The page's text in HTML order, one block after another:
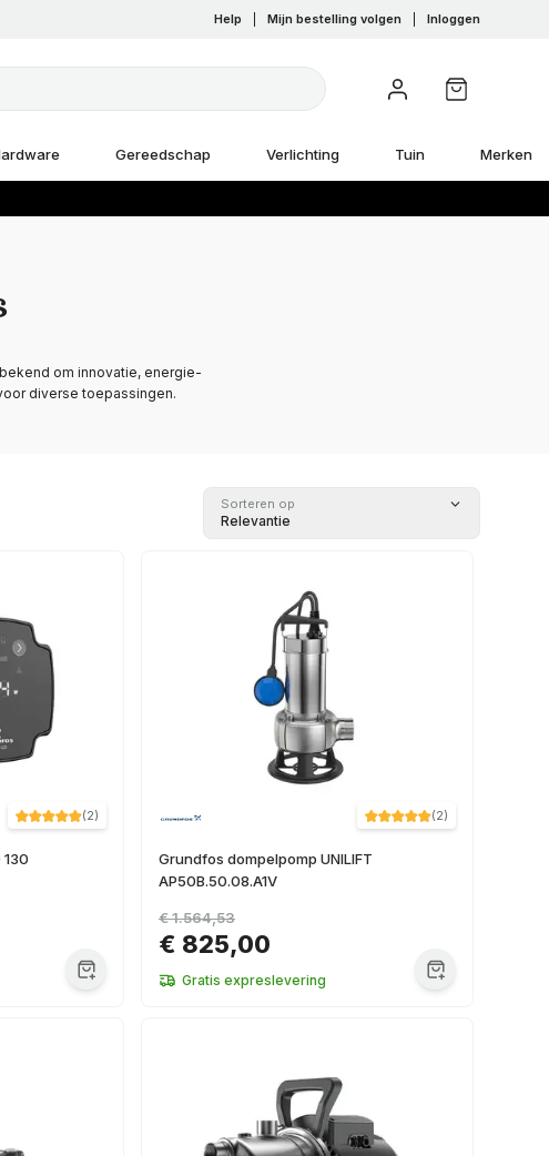
Help Mijn bestelling volgen Inloggen
Gereedschap Verlichting Tuin Merken
om innovatie, energie-
diverse toepassingen.
Sorteren op
Relevantie
(2)
130
(2)
Grundfos dompelpomp UNILIFT
AP50B.50.08.A1V
€ 825,00
€ 1.564,53
Gratis expreslevering